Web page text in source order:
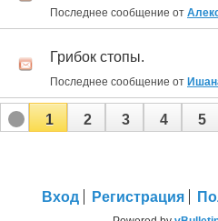
Последнее сообщение от
Грибок стопы.
Последнее сообщение от
1 2 3 4 5
Вход Регистрация